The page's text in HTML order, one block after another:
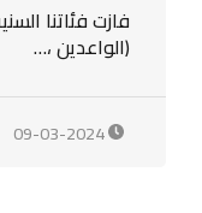
(الواعدين ،…
09-03-2024